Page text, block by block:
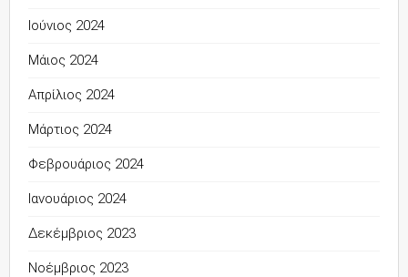
Ιούνιος 2024
Μάιος 2024
Απρίλιος 2024
Μάρτιος 2024
Φεβρουάριος 2024
Ιανουάριος 2024
Δεκέμβριος 2023
Νοέμβριος 2023